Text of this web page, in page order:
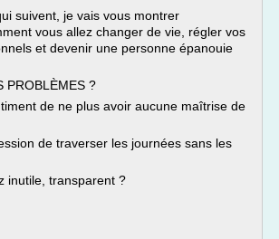
suivent, je vais vous montrer
vous allez changer de vie, régler vos
et devenir une personne épanouie
PROBLÈMES ?
de ne plus avoir aucune maîtrise de
de traverser les journées sans les
inutile, transparent ?